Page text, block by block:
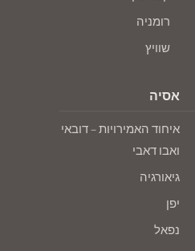
רומניה
שוויץ
אסיה
איחוד האמירויות – דובאי
ואבו דאבי
גיאורגיה
יפן
נפאל